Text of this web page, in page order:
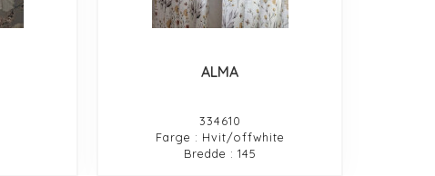
ALMA
334610
Farge : Hvit/offwhite
Bredde : 145